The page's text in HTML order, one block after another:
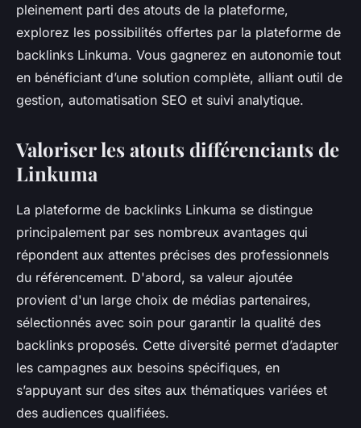
pleinement parti des atouts de la plateforme,
explorez les possibilités offertes par la plateforme de
backlinks Linkuma. Vous gagnerez en autonomie tout
en bénéficiant d’une solution complète, alliant outil de
gestion, automatisation SEO et suivi analytique.
Valoriser les atouts différenciants de
Linkuma
La plateforme de backlinks Linkuma se distingue
principalement par ses nombreux avantages qui
répondent aux attentes précises des professionnels
du référencement. D'abord, sa valeur ajoutée
provient d'un large choix de médias partenaires,
sélectionnés avec soin pour garantir la qualité des
backlinks proposés. Cette diversité permet d’adapter
les campagnes aux besoins spécifiques, en
s’appuyant sur des sites aux thématiques variées et
des audiences qualifiées.